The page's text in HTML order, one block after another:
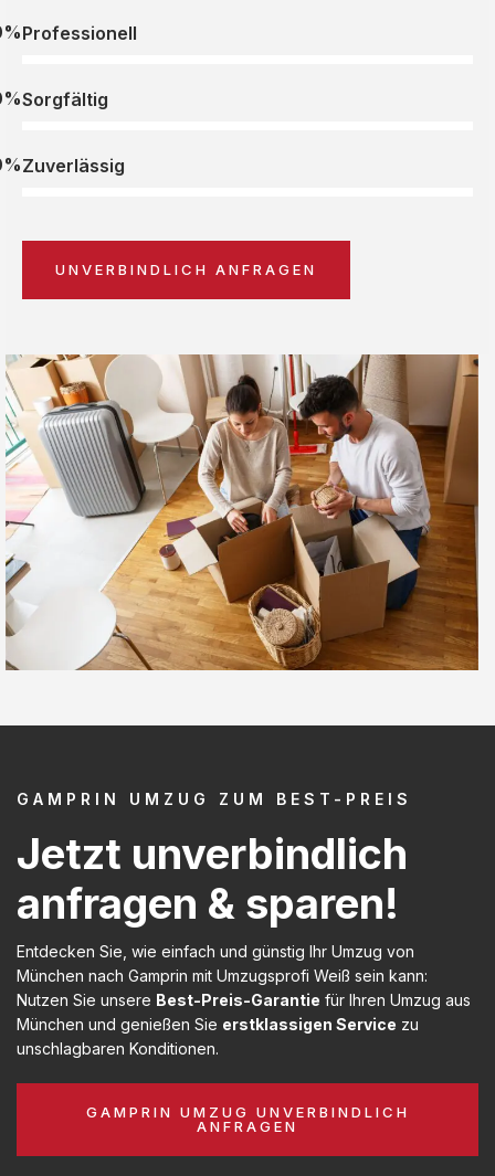
Professionell
Sorgfältig
Zuverlässig
UNVERBINDLICH ANFRAGEN
GAMPRIN UMZUG ZUM BEST-PREIS
Jetzt unverbindlich
anfragen & sparen!
Entdecken Sie, wie einfach und günstig Ihr Umzug von
München nach Gamprin mit Umzugsprofi Weiß sein kann:
Nutzen Sie unsere Best-Preis-Garantie für Ihren Umzug aus
München und genießen Sie erstklassigen Service zu
unschlagbaren Konditionen.
GAMPRIN UMZUG UNVERBINDLICH
ANFRAGEN